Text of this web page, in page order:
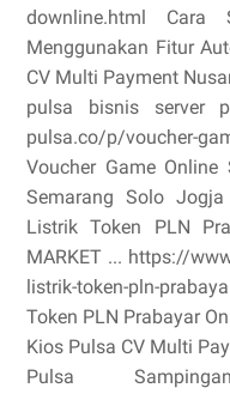
downline.html Cara
Menggunakan Fitur
CV Multi Payment
pulsa bisnis server
pulsa.co/p/voucher-
Voucher Game Online
Semarang Solo
Listrik Token PLN
MARKET ... https://
listrik-token-pln-
Token PLN Prabayar
Kios Pulsa CV Multi
Pulsa